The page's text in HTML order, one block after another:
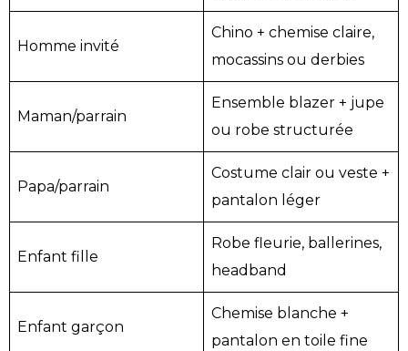
Homme invité
Chino + chemise claire,
mocassins ou derbies
Maman/parrain
Ensemble blazer + jupe
ou robe structurée
Papa/parrain
Costume clair ou veste +
pantalon léger
Enfant fille
Robe fleurie, ballerines,
headband
Enfant garçon
Chemise blanche +
pantalon en toile fine